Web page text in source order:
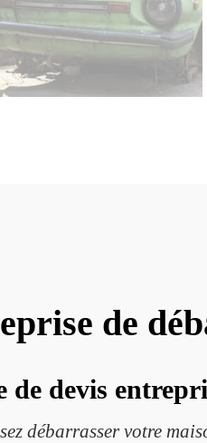
de
de devis
débarrasser votre